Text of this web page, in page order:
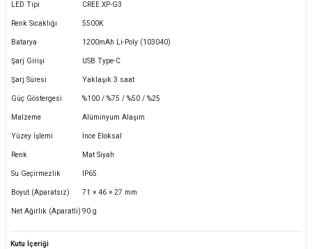
LED Tipi CREE XP-G3
Renk Sıcaklığı 5500K
Batarya 1200mAh Li-Poly (103040)
Şarj Girişi USB Type-C
Şarj Süresi Yaklaşık 3 saat
Güç Göstergesi %100 / %75 / %50 / %25
Malzeme Alüminyum Alaşım
Yüzey İşlemi İnce Eloksal
Renk Mat Siyah
Su Geçirmezlik IP65
Boyut (Aparatsız) 71 × 46 × 27 mm
Net Ağırlık (Aparatlı) 90 g
Kutu İçeriği